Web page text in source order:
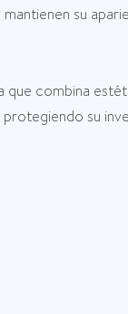
su
combina
su